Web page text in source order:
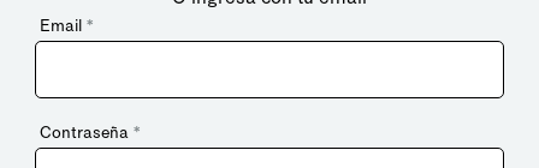
Email *
Contraseña *